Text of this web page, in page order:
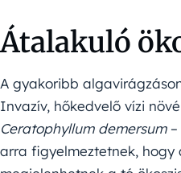
Átalakuló
A gyakoribb
Invazív, hőkedvelő vízi
Ceratophyllum demersum–
arra figyelmeztetnek, hogy